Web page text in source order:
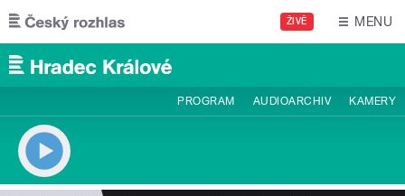
Přejít k hlavnímu obsahu
ŽIVĚ MENU
PROGRAM AUDIOARCHIV KAMERY